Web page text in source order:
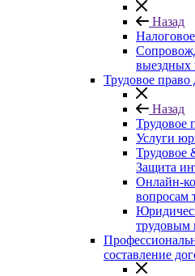
Назад
выездных
Трудовое право
Назад
Трудовое
Услуги
Трудовое
Защита
Онлайн-
вопросам
трудовым
составление